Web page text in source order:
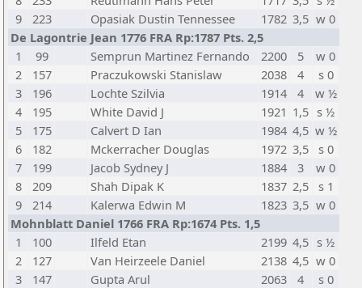
9
223 Opasiak Dustin Tennessee 1782 3,5 w 0
De Lagontrie Jean 1776 FRA Rp:1787 Pts. 2,5
1
99 Semprun Martinez Fernando 2200 5
w 0
2
157 Praczukowski Stanislaw 2038 4
s 0
3
196 Lochte Szilvia 1914 4
w ½
4
195 White David J 1921 1,5 s ½
5
175 Calvert D Ian 1984 4,5 w ½
6
182 Mckerracher Douglas 1972 3,5 s 0
7
199 Jacob Sydney J 1884 3
w 0
8
209 Shah Dipak K 1837 2,5 s 1
9
214 Kalerwa Edwin M 1823 3,5 w 0
Mohnblatt Daniel 1766 FRA Rp:1674 Pts. 1,5
1
100 Ilfeld Etan 2199 4,5 s ½
2
127 Van Heirzeele Daniel 2138 4,5 w 0
3
147 Gupta Arul 2063 4
s 0